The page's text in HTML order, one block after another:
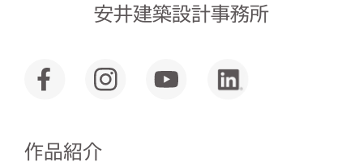
安井建築設計事務所
作品紹介